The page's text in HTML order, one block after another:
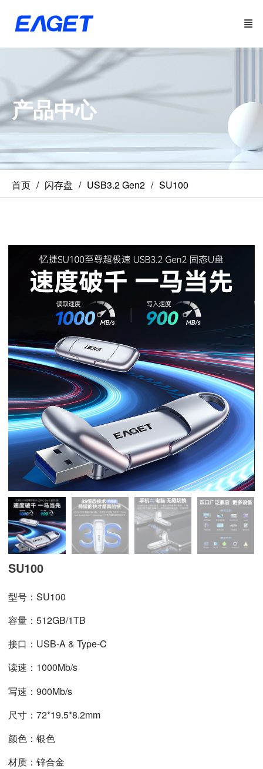
产品中心
首页 闪存盘 USB3.2 Gen2 SU100
SU100
型号：SU100
容量：512GB/1TB
接口：USB-A& Type-C
读速： 1000Mb/s
写速：900Mb/s
尺寸：72*19.5*8.2mm
颜色：银色
材质：锌合金